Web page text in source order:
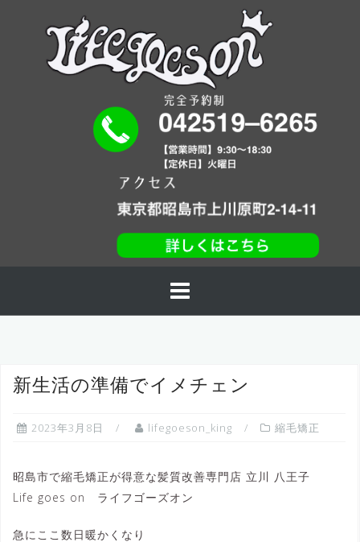
テ
新生活の準備でイメチェン
2023年3月8日 lifegoeson_king 縮毛矯正
昭島市で縮毛矯正が得意な髪質改善専門店 立川 八王子
Life goes on ライフゴーズオン
急にここ数日暖かくなり